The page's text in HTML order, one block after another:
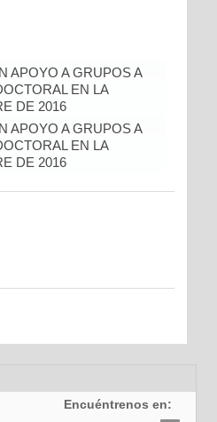
APOYO A GRUPOS A
EN LA
DE 2016
APOYO A GRUPOS A
EN LA
DE 2016
Encuéntrenos en: